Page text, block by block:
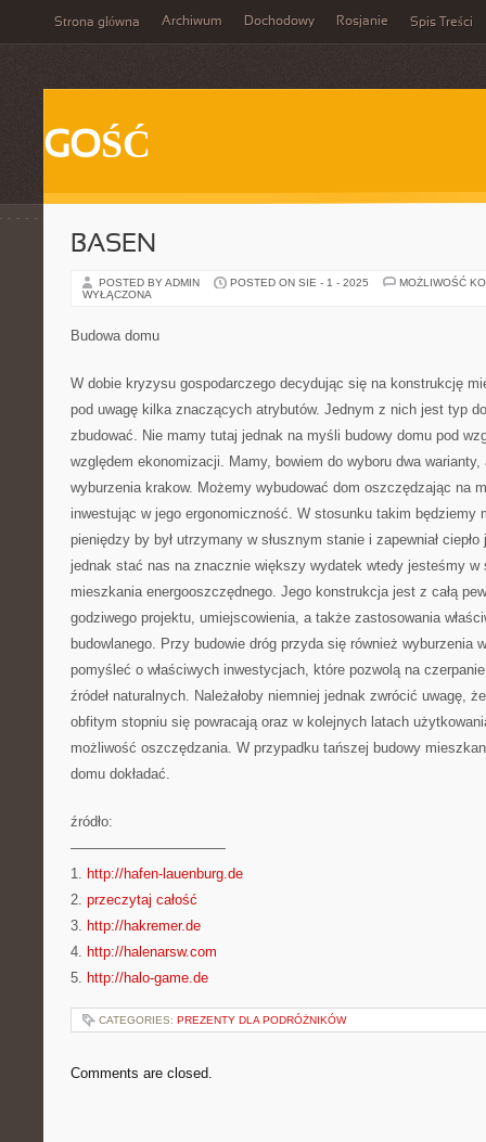
Strona główna Archiwum Dochodowy Rosjanie Spis Treści
GOŚĆ
BASEN
POSTED BY ADMIN POSTED ON SIE - 1 - 2025
MOŻLIWOŚĆ
WYŁĄCZONA
Budowa domu
W dobie kryzysu gospodarczego decydując się na konstrukcję
pod uwagę kilka znaczących atrybutów. Jednym z nich jest typ
zbudować. Nie mamy tutaj jednak na myśli budowy domu pod
względem ekonomizacji. Mamy, bowiem do wyboru dwa
wyburzenia krakow. Możemy wybudować dom oszczędzając na
inwestując w jego ergonomiczność. W stosunku takim będziemy
pieniędzy by był utrzymany w słusznym stanie i zapewniał
jednak stać nas na znacznie większy wydatek wtedy jesteśmy w
mieszkania energooszczędnego. Jego konstrukcja jest z całą
godziwego projektu, umiejscowienia, a także zastosowania
budowlanego. Przy budowie dróg przyda się również wyburzenia
pomyśleć o właściwych inwestycjach, które pozwolą na
źródeł naturalnych. Należałoby niemniej jednak zwrócić uwagę,
obfitym stopniu się powracają oraz w kolejnych latach
możliwość oszczędzania. W przypadku tańszej budowy
domu dokładać.
źródło:
———————————
1. http://hafen-lauenburg.de
2. przeczytaj całość
3. http://hakremer.de
4. http://halenarsw.com
5. http://halo-game.de
CATEGORIES: PREZENTY DLA PODRÓŻNIKÓW
Comments are closed.